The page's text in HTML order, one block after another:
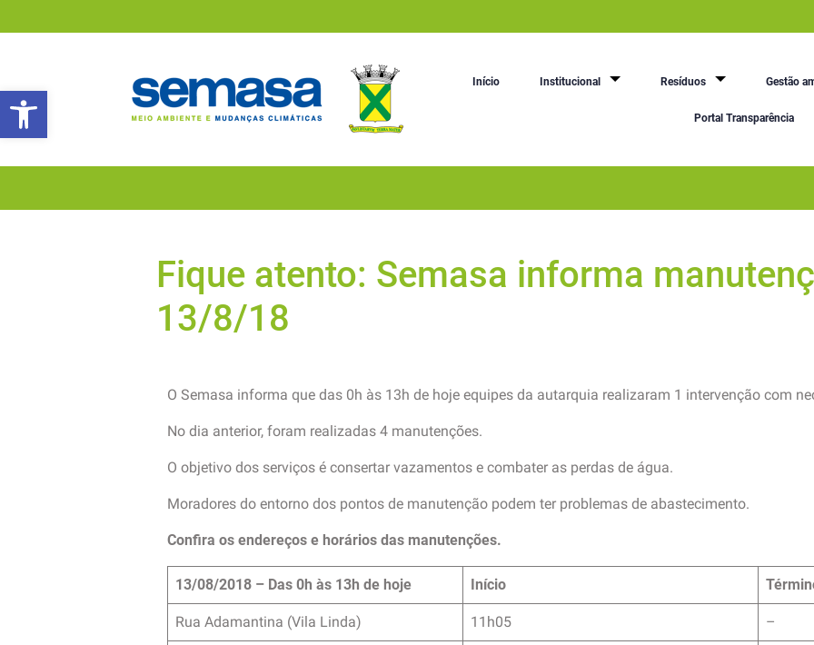
Abrir a barra de ferramentas
Início Institucional Resíduos Gestão
Portal Transparência
Fique atento: Semasa informa
13/8/18
O Semasa informa que das 0h às 13h de hoje equipes da autarquia realizaram 1 intervenção com
No dia anterior, foram realizadas 4 manutenções.
O objetivo dos serviços é consertar vazamentos e combater as perdas de água.
Moradores do entorno dos pontos de manutenção podem ter problemas de abastecimento.
Confira os endereços e horários das manutenções.
13/08/2018 – Das 0h às 13h de hoje Início
Rua Adamantina (Vila Linda) 11h05 –